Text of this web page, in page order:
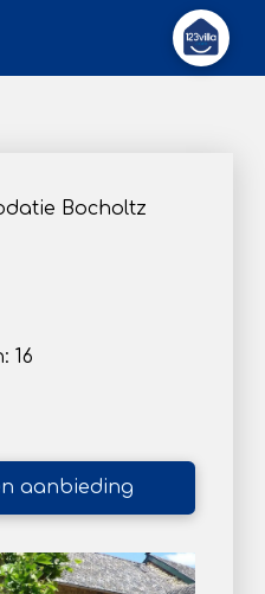
Bocholtz
16
aanbieding